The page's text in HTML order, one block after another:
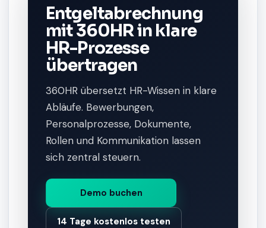
Entgeltabrechnung
mit 360HR in klare
HR-Prozesse
übertragen
360HR übersetzt HR-Wissen in klare
Abläufe. Bewerbungen,
Personalprozesse, Dokumente,
Rollen und Kommunikation lassen
sich zentral steuern.
Demo buchen
14 Tage kostenlos testen